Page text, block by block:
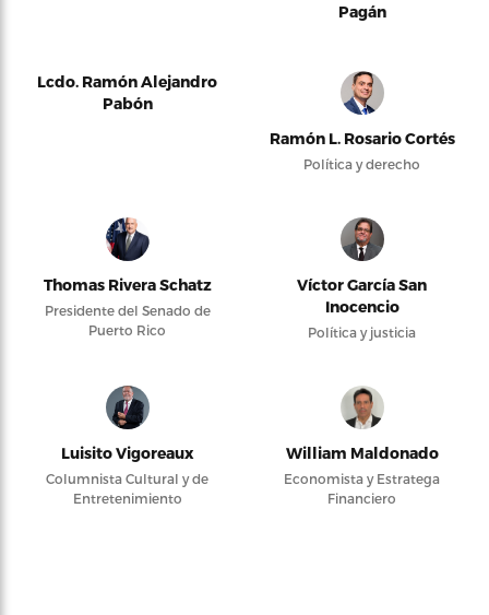
Pagán
Lcdo. Ramón Alejandro
Pabón
Ramón L. Rosario Cortés
Política y derecho
Thomas Rivera Schatz
Presidente del Senado de
Puerto Rico
Víctor García San
Inocencio
Política y justicia
Luisito Vigoreaux
Columnista Cultural y de
Entretenimiento
William Maldonado
Economista y Estratega
Financiero